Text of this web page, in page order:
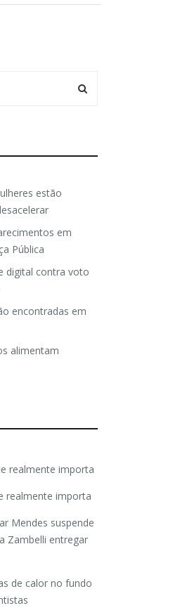
estão
em
Pública
digital contra voto
encontradas em
alimentam
realmente importa
realmente importa
Mendes suspende
Zambelli entregar
de calor no fundo